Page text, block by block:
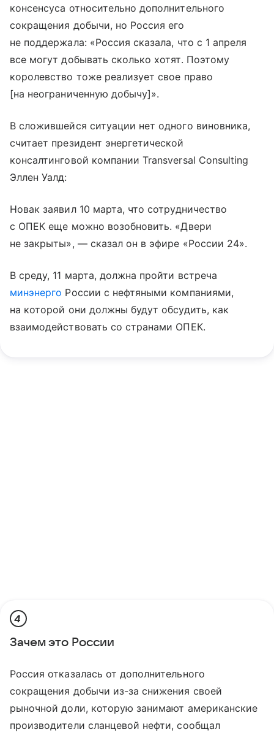
консенсуса относительно дополнительного
сокращения добычи, но Россия его
не поддержала: «Россия сказала, что с 1 апреля
все могут добывать сколько хотят. Поэтому
королевство тоже реализует свое право
[на неограниченную добычу]».
В сложившейся ситуации нет одного виновника,
считает президент энергетической
консалтинговой компании Transversal Consulting
Эллен Уалд:
Новак заявил 10 марта, что сотрудничество
с ОПЕК еще можно возобновить. «Двери
не закрыты», — сказал он в эфире «России 24».
В среду, 11 марта, должна пройти встреча
минэнерго России с нефтяными компаниями,
на которой они должны будут обсудить, как
взаимодействовать со странами ОПЕК.
4
Зачем это России
Россия отказалась от дополнительного
сокращения добычи из-за снижения своей
рыночной доли, которую занимают американские
производители сланцевой нефти, сообщал